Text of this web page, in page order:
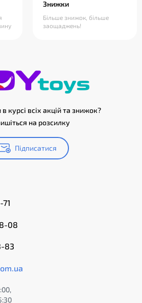
Знижки
Більше знижок, більше
заощаджень!
курсі всіх акцій та знижок?
на розсилку
Підписатися
08
83